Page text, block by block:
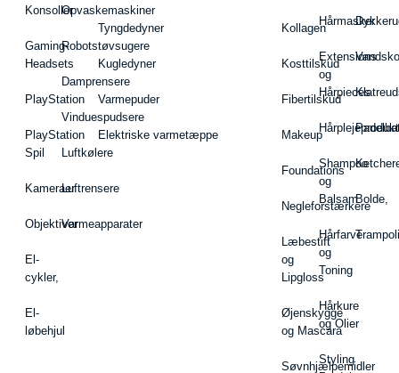
Konsoller
Gaming-
Headsets
PlayStation
PlayStation
Spil
Kameraer
Objektiver
El-
cykler,
El-
løbehjul
Opvaskemaskiner
Robotstøvsugere
Damprensere
Vinduespudsere
Luftkølere
Luftrensere
Varmeapparater
Tyngdedyner
Kugledyner
Varmepuder
Elektriske varmetæppe
Kollagen
Kosttilskud
Fibertilskud
Makeup
Foundations
Negleforstærkere
Læbestift
og
Lipgloss
Øjenskygge
og Mascara
Søvnhjælpemidler
Hårmasker
Extensions
og
Hårpieces
Shampoo
og
Balsam
Hårfarve
og
Toning
Hårkure
og Olier
Styling
Vandsko
Bolde,